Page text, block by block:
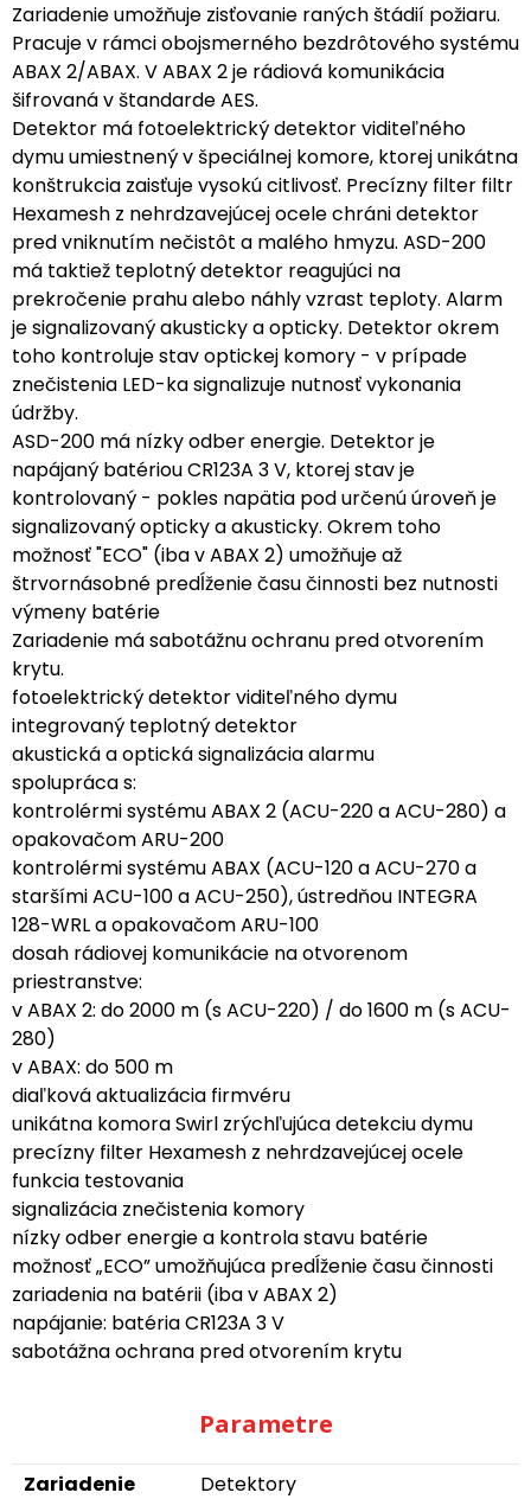
Zariadenie umožňuje zisťovanie raných štádií požiaru.
Pracuje v rámci obojsmerného bezdrôtového systému
ABAX 2/ABAX. V ABAX 2 je rádiová komunikácia
šifrovaná v štandarde AES.
Detektor má fotoelektrický detektor viditeľného
dymu umiestnený v špeciálnej komore, ktorej unikátna
konštrukcia zaisťuje vysokú citlivosť. Precízny filter filtr
Hexamesh z nehrdzavejúcej ocele chráni detektor
pred vniknutím nečistôt a malého hmyzu. ASD-200
má taktiež teplotný detektor reagujúci na
prekročenie prahu alebo náhly vzrast teploty. Alarm
je signalizovaný akusticky a opticky. Detektor okrem
toho kontroluje stav optickej komory - v prípade
znečistenia LED-ka signalizuje nutnosť vykonania
údržby.
ASD-200 má nízky odber energie. Detektor je
napájaný batériou CR123A 3 V, ktorej stav je
kontrolovaný - pokles napätia pod určenú úroveň je
signalizovaný opticky a akusticky. Okrem toho
možnosť "ECO" (iba v ABAX 2) umožňuje až
štrvornásobné predĺženie času činnosti bez nutnosti
výmeny batérie
Zariadenie má sabotážnu ochranu pred otvorením
krytu.
fotoelektrický detektor viditeľného dymu
integrovaný teplotný detektor
akustická a optická signalizácia alarmu
spolupráca s:
kontrolérmi systému ABAX 2 (ACU-220 a ACU-280) a
opakovačom ARU-200
kontrolérmi systému ABAX (ACU-120 a ACU-270 a
staršími ACU-100 a ACU-250), ústredňou INTEGRA
128-WRL a opakovačom ARU-100
dosah rádiovej komunikácie na otvorenom
priestranstve:
v ABAX 2: do 2000 m (s ACU-220) / do 1600 m (s ACU-
280)
v ABAX: do 500 m
diaľková aktualizácia firmvéru
unikátna komora Swirl zrýchľujúca detekciu dymu
precízny filter Hexamesh z nehrdzavejúcej ocele
funkcia testovania
signalizácia znečistenia komory
nízky odber energie a kontrola stavu batérie
možnosť „ECO” umožňujúca predĺženie času činnosti
zariadenia na batérii (iba v ABAX 2)
napájanie: batéria CR123A 3 V
sabotážna ochrana pred otvorením krytu
Parametre
Zariadenie
Detektory